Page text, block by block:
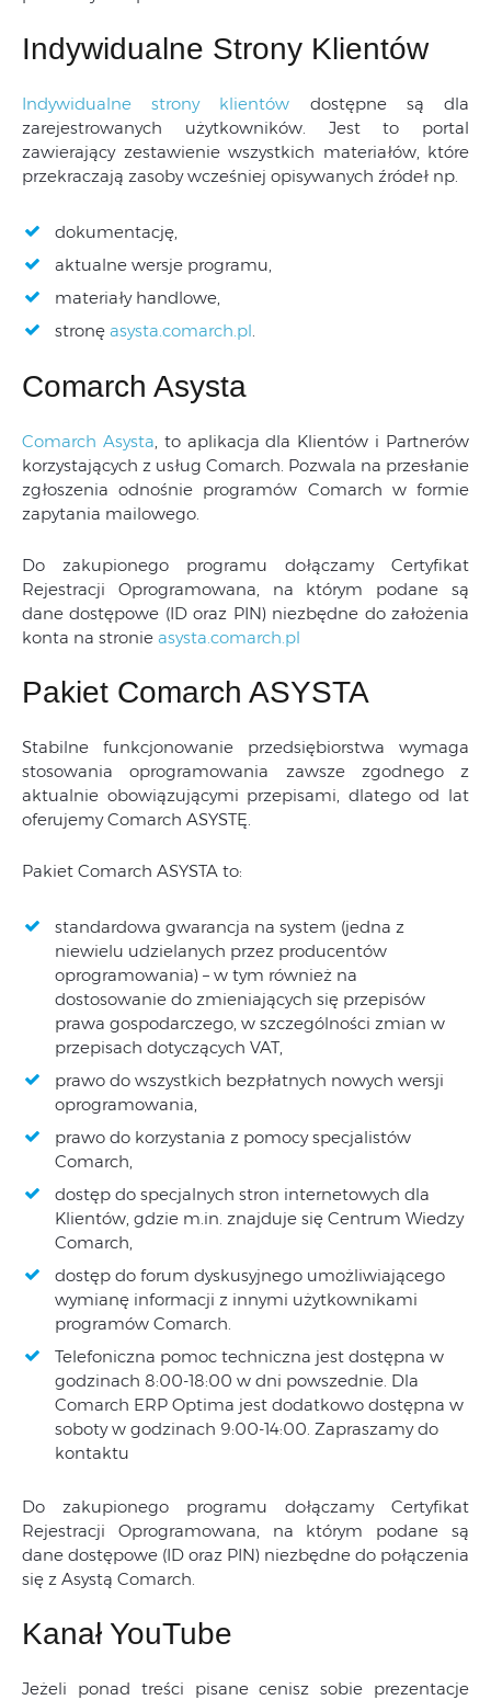
Indywidualne Strony Klientów
Indywidualne strony klientów dostępne są dla
zarejestrowanych użytkowników. Jest to portal
zawierający zestawienie wszystkich materiałów, które
przekraczają zasoby wcześniej opisywanych źródeł np.
dokumentację,
aktualne wersje programu,
materiały handlowe,
stronę asysta.comarch.pl
Comarch Asysta
Comarch Asysta, to aplikacja dla Klientów i Partnerów
korzystających z usług Comarch. Pozwala na przesłanie
zgłoszenia odnośnie programów Comarch w formie
zapytania mailowego.
Do zakupionego programu dołączamy Certyfikat
Rejestracji Oprogramowana, na którym podane są
dane dostępowe (ID oraz PIN) niezbędne do założenia
konta na stronie asysta.comarch.pl
Pakiet Comarch ASYSTA
Stabilne funkcjonowanie przedsiębiorstwa wymaga
stosowania oprogramowania zawsze zgodnego z
aktualnie obowiązującymi przepisami, dlatego od lat
oferujemy Comarch ASYSTĘ.
Pakiet Comarch ASYSTA to:
standardowa gwarancja na system (jedna z
niewielu udzielanych przez producentów
oprogramowania) – w tym również na
dostosowanie do zmieniających się przepisów
prawa gospodarczego, w szczególności zmian w
przepisach dotyczących VAT,
prawo do wszystkich bezpłatnych nowych wersji
oprogramowania,
prawo do korzystania z pomocy specjalistów
Comarch,
dostęp do specjalnych stron internetowych dla
Klientów, gdzie m.in. znajduje się Centrum Wiedzy
Comarch,
dostęp do forum dyskusyjnego umożliwiającego
wymianę informacji z innymi użytkownikami
programów Comarch.
Telefoniczna pomoc techniczna jest dostępna w
godzinach 8:00-18:00 w dni powszednie. Dla
Comarch ERP Optima jest dodatkowo dostępna w
soboty w godzinach 9:00-14:00. Zapraszamy do
kontaktu
Do zakupionego programu dołączamy Certyfikat
Rejestracji Oprogramowana, na którym podane są
dane dostępowe (ID oraz PIN) niezbędne do połączenia
się z Asystą Comarch.
Kanał YouTube
Jeżeli ponad treści pisane cenisz sobie prezentacje